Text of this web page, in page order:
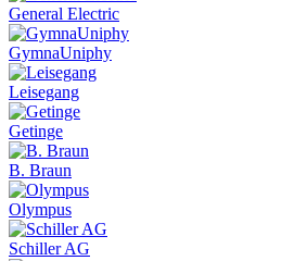
General Electric
GymnaUniphy
Leisegang
Getinge
B. Braun
Olympus
Schiller AG